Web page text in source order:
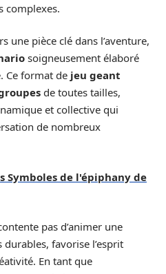
complexes.
une pièce clé dans l’aventure,
soigneusement élaboré
Ce format de jeu geant
de toutes tailles,
et collective qui
de nombreux
Symboles de l'épiphany de
pas d’animer une
favorise l’esprit
En tant que